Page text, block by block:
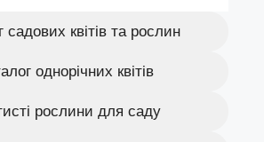
садових квітів та рослин
однорічних квітів
рослини для саду